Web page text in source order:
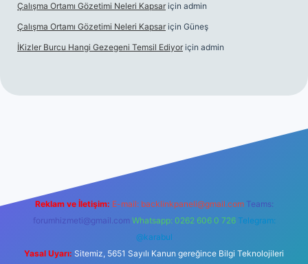
Çalışma Ortamı Gözetimi Neleri Kapsar için admin
Çalışma Ortamı Gözetimi Neleri Kapsar için Güneş
İKizler Burcu Hangi Gezegeni Temsil Ediyor için admin
Reklam ve İletişim: E-mail: backlinkpaneli@gmail.com Teams:
forumhizmeti@gmail.com Whatsapp: 0262 606 0 726 Telegram:
@karabul
Yasal Uyarı: Sitemiz, 5651 Sayılı Kanun gereğince Bilgi Teknolojileri